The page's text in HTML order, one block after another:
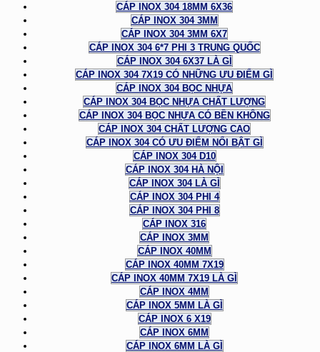
CÁP INOX 304 18MM 6X36
CÁP INOX 304 3MM
CÁP INOX 304 3MM 6X7
CÁP INOX 304 6*7 PHI 3 TRUNG QUỐC
CÁP INOX 304 6X37 LÀ GÌ
CÁP INOX 304 7X19 CÓ NHỮNG ƯU ĐIỂM GÌ
CÁP INOX 304 BỌC NHỰA
CÁP INOX 304 BỌC NHỰA CHẤT LƯỢNG
CÁP INOX 304 BỌC NHỰA CÓ BỀN KHÔNG
CÁP INOX 304 CHẤT LƯỢNG CAO
CÁP INOX 304 CÓ ƯU ĐIỂM NỔI BẬT GÌ
CÁP INOX 304 D10
CÁP INOX 304 HÀ NỘI
CÁP INOX 304 LÀ GÌ
CÁP INOX 304 PHI 4
CÁP INOX 304 PHI 8
CÁP INOX 316
CÁP INOX 3MM
CÁP INOX 40MM
CÁP INOX 40MM 7X19
CÁP INOX 40MM 7X19 LÀ GÌ
CÁP INOX 4MM
CÁP INOX 5MM LÀ GÌ
CÁP INOX 6 X19
CÁP INOX 6MM
CÁP INOX 6MM LÀ GÌ